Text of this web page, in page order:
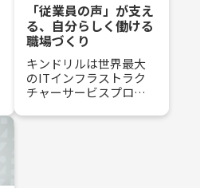
「従業員の声」が支え
る、 自分らしく働ける
職場づくり
キンドリルは世界最大
のITインフラストラク
チャーサービスプロバ
関する取り組みでは、